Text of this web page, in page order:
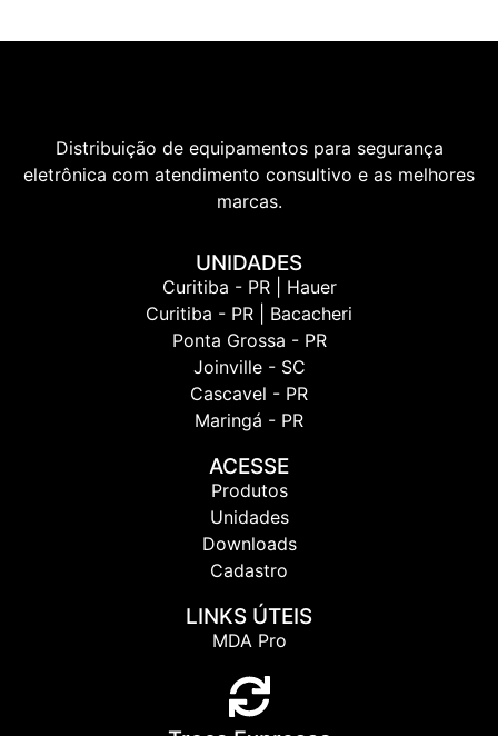
Distribuição de equipamentos para segurança
eletrônica com atendimento consultivo e as melhores
marcas.
UNIDADES
Curitiba - PR | Hauer
Curitiba - PR | Bacacheri
Ponta Grossa - PR
Joinville - SC
Cascavel - PR
Maringá - PR
ACESSE
Produtos
Unidades
Downloads
Cadastro
LINKS ÚTEIS
MDA Pro